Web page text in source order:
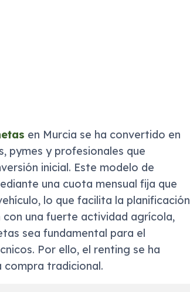
en Murcia se ha convertido en
pymes y profesionales que
inicial. Este modelo de
una cuota mensual fija que
lo que facilita la planificación
una fuerte actividad agrícola,
sea fundamental para el
Por ello, el renting se ha
tradicional.